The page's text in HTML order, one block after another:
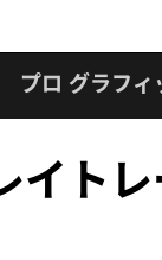
プロ グラフィ
イト